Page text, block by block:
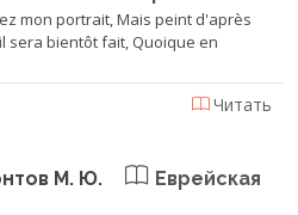
mon portrait, Mais peint d'après
sera bientôt fait, Quoique en
Читать
М. Ю.
Еврейская